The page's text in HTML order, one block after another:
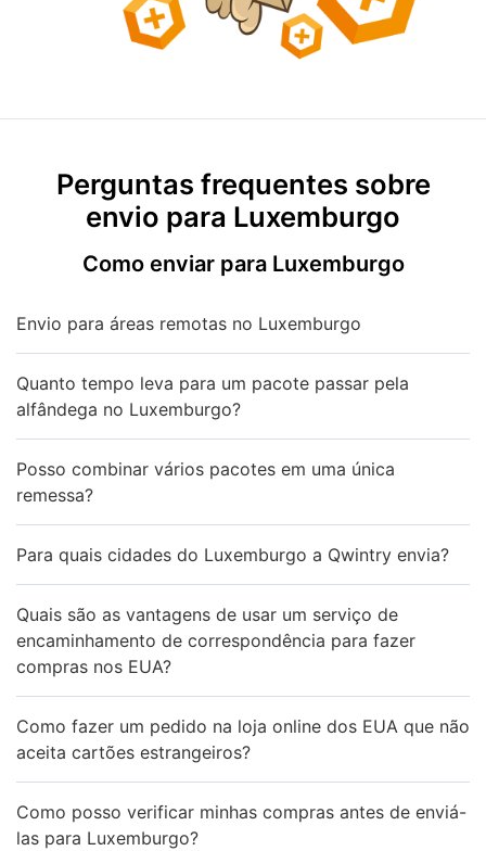
Perguntas frequentes sobre
envio para Luxemburgo
Como enviar para Luxemburgo
Envio para áreas remotas no Luxemburgo
Quanto tempo leva para um pacote passar pela
alfândega no Luxemburgo?
Posso combinar vários pacotes em uma única
remessa?
Para quais cidades do Luxemburgo a Qwintry envia?
Quais são as vantagens de usar um serviço de
encaminhamento de correspondência para fazer
compras nos EUA?
Como fazer um pedido na loja online dos EUA que não
aceita cartões estrangeiros?
Como posso verificar minhas compras antes de enviá-
las para Luxemburgo?